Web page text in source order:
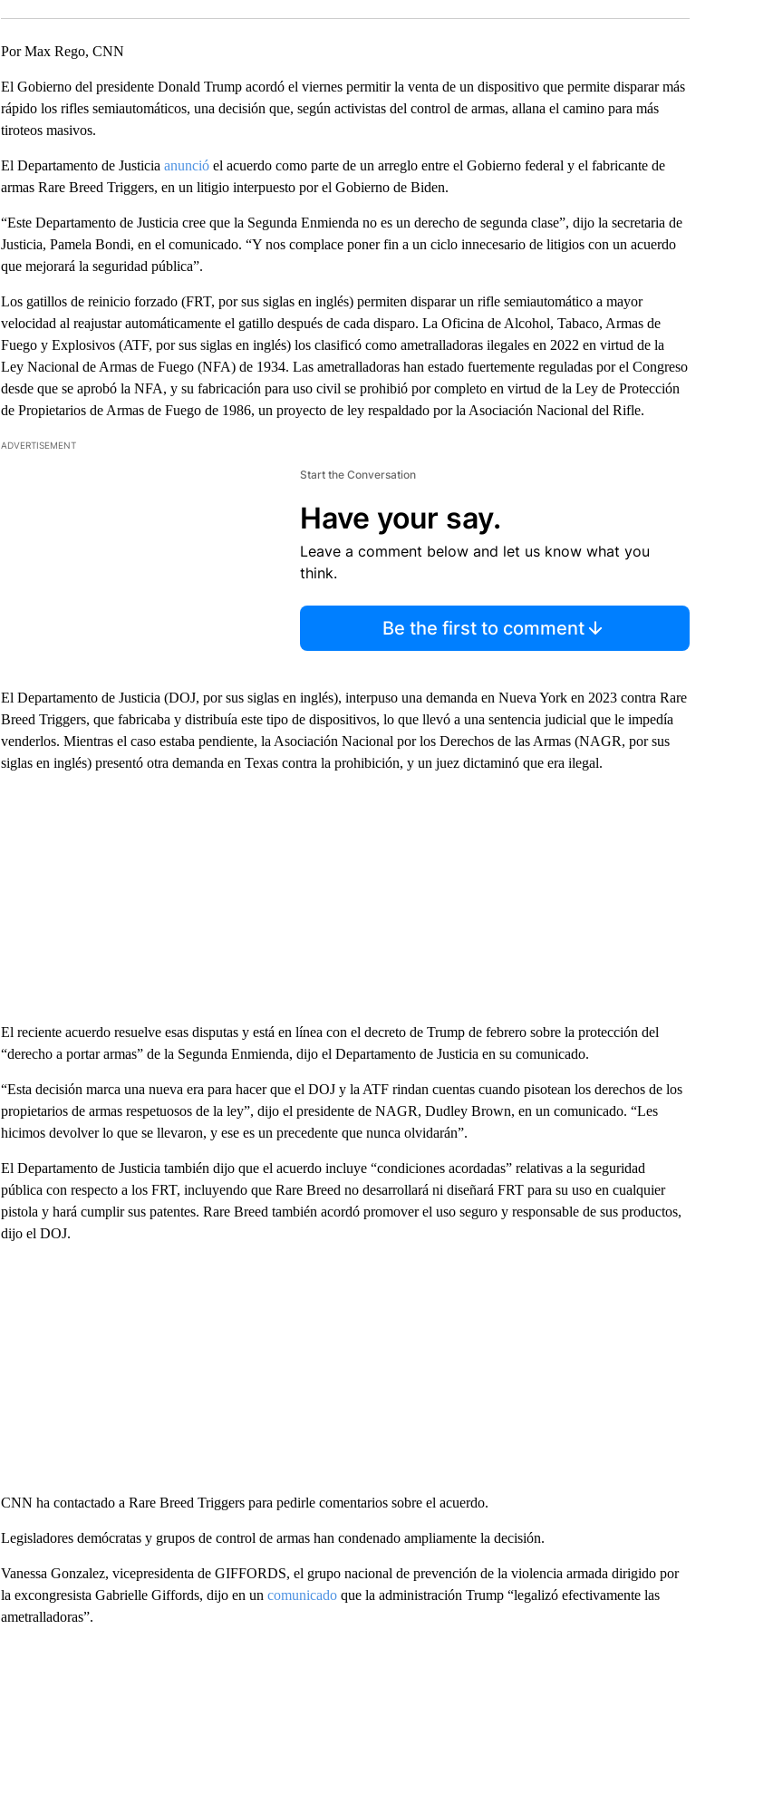
Por Max Rego, CNN
El Gobierno del presidente Donald Trump acordó el viernes permitir la venta de un dispositivo que permite disparar más
rápido los rifles semiautomáticos, una decisión que, según activistas del control de armas, allana el camino para más
tiroteos masivos.
El Departamento de Justicia anuncióel acuerdo como parte de un arreglo entre el Gobierno federal y el fabricante de
armas Rare Breed Triggers, en un litigio interpuesto por el Gobierno de Biden.
“Este Departamento de Justicia cree que la Segunda Enmienda no es un derecho de segunda clase”, dijo la secretaria de
Justicia, Pamela Bondi, en el comunicado. “Y nos complace poner fin a un ciclo innecesario de litigios con un acuerdo
que mejorará la seguridad pública”.
Los gatillos de reinicio forzado (FRT, por sus siglas en inglés) permiten disparar un rifle semiautomático a mayor
velocidad al reajustar automáticamente el gatillo después de cada disparo. La Oficina de Alcohol, Tabaco, Armas de
Fuego y Explosivos (ATF, por sus siglas en inglés) los clasificó como ametralladoras ilegales en 2022 en virtud de la
Ley Nacional de Armas de Fuego (NFA) de 1934. Las ametralladoras han estado fuertemente reguladas por el Congreso
desde que se aprobó la NFA, y su fabricación para uso civil se prohibió por completo en virtud de la Ley de Protección
de Propietarios de Armas de Fuego de 1986, un proyecto de ley respaldado por la Asociación Nacional del Rifle.
ADVERTISEMENT
Start the Conversation
Have your say.
Leave a comment below and let us know what you
think.
Be the first to comment
El Departamento de Justicia (DOJ, por sus siglas en inglés), interpuso una demanda en Nueva York en 2023 contra Rare
Breed Triggers, que fabricaba y distribuía este tipo de dispositivos, lo que llevó a una sentencia judicial que le impedía
venderlos. Mientras el caso estaba pendiente, la Asociación Nacional por los Derechos de las Armas (NAGR, por sus
siglas en inglés) presentó otra demanda en Texas contra la prohibición, y un juez dictaminó que era ilegal.
El reciente acuerdo resuelve esas disputas y está en línea con el decreto de Trump de febrero sobre la protección del
“derecho a portar armas” de la Segunda Enmienda, dijo el Departamento de Justicia en su comunicado.
“Esta decisión marca una nueva era para hacer que el DOJ y la ATF rindan cuentas cuando pisotean los derechos de los
propietarios de armas respetuosos de la ley”, dijo el presidente de NAGR, Dudley Brown, en un comunicado. “Les
hicimos devolver lo que se llevaron, y ese es un precedente que nunca olvidarán”.
El Departamento de Justicia también dijo que el acuerdo incluye “condiciones acordadas” relativas a la seguridad
pública con respecto a los FRT, incluyendo que Rare Breed no desarrollará ni diseñará FRT para su uso en cualquier
pistola y hará cumplir sus patentes. Rare Breed también acordó promover el uso seguro y responsable de sus productos,
dijo el DOJ.
CNN ha contactado a Rare Breed Triggers para pedirle comentarios sobre el acuerdo.
Legisladores demócratas y grupos de control de armas han condenado ampliamente la decisión.
Vanessa Gonzalez, vicepresidenta de GIFFORDS, el grupo nacional de prevención de la violencia armada dirigido por
la excongresista Gabrielle Giffords, dijo en un comunicadoque la administración Trump “legalizó efectivamente las
ametralladoras”.